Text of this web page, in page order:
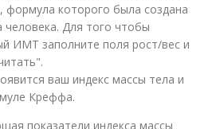
формула которого была создана
человека. Для того чтобы
ИМТ заполните поля рост/вес и
ваш индекс массы тела и
Креффа.
показатели индекса массы